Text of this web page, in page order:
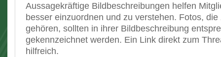
Aussagekräftige Bildbeschreibungen helfen
besser einzuordnen und zu verstehen. Fotos,
gehören, sollten in ihrer Bildbeschreibung
gekennzeichnet werden. Ein Link direkt zum
hilfreich.